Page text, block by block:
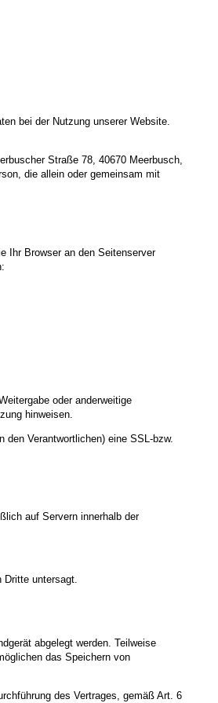
bei der Nutzung unserer Website.
Straße 78, 40670 Meerbusch,
die allein oder gemeinsam mit
Ihr Browser an den Seitenserver
oder anderweitige
hinweisen.
Verantwortlichen) eine SSL-bzw.
auf Servern innerhalb der
Dritte untersagt.
abgelegt werden. Teilweise
das Speichern von
des Vertrages, gemäß Art. 6